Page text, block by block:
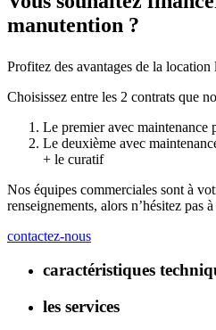
manutention ?
Profitez des avantages de la location
Choisissez entre les 2 contrats que
Le premier avec maintenance
Le deuxième avec
+ le curatif
Nos équipes commerciales sont à
renseignements, alors n’hésitez pas
contactez-nous
caractéristiques
les services